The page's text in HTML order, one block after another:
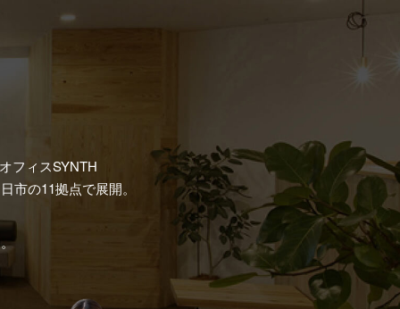
フィスSYNTH
の11拠点で展開。